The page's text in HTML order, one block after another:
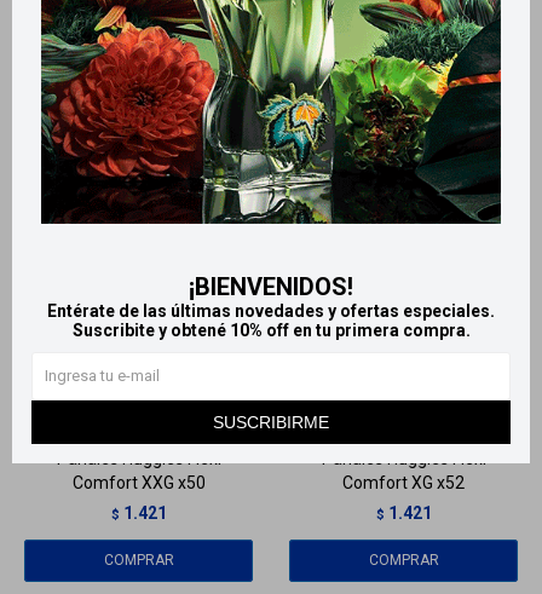
¡BIENVENIDOS!
Entérate de las últimas novedades y ofertas especiales.
Suscribite y obtené 10% off en tu primera compra.
SUSCRIBIRME
LlegaEL LUNES
Comfort XXG x50
$ 1.421
LlegaEL LUNES
Comfort XG x52
$ 1.421